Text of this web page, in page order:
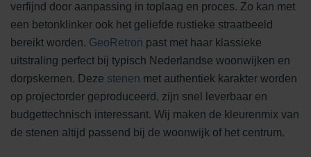
verfijnd door aanpassing in toplaag en proces. Zo kan met
een betonklinker ook het geliefde rustieke straatbeeld
bereikt worden. GeoRetron past met haar klassieke
uitstraling perfect bij typisch Nederlandse woonwijken en
dorpskernen. Deze stenen met authentiek karakter worden
op projectorder geproduceerd, zijn snel leverbaar en
budgettechnisch interessant. Wij maken de kleurenmix van
de stenen altijd passend bij de woonwijk of het centrum.